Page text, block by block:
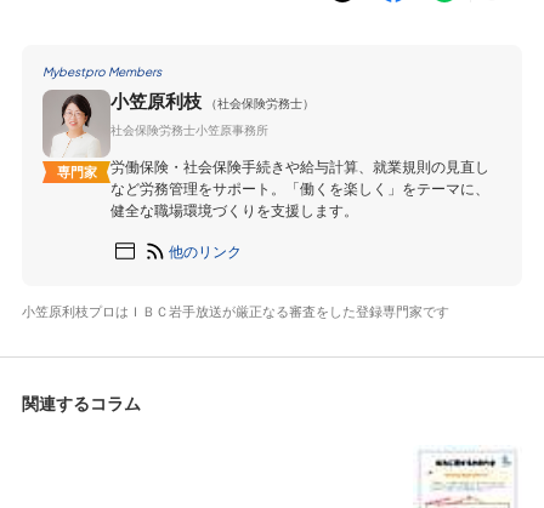
Mybestpro Members
専門家
小笠原利枝
（社会保険労務士）
社会保険労務士小笠原事務所
労働保険・社会保険手続きや給与計算、就業規則の見直し
など労務管理をサポート。「働くを楽しく」をテーマに、
健全な職場環境づくりを支援します。
他のリンク
小笠原利枝プロはＩＢＣ岩手放送が厳正なる審査をした登録専門家です
関連するコラム